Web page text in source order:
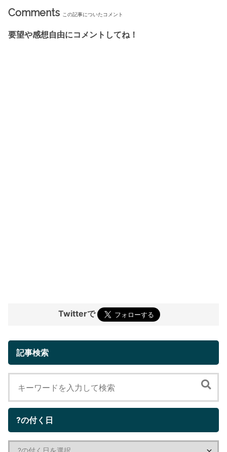
Comments この記事についたコメント
要望や感想自由にコメントしてね！
Twitterで
記事検索
?の付く日